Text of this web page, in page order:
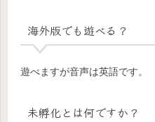
海外版でも遊べる？
遊べますが音声は英語です。
未孵化とは何ですか？